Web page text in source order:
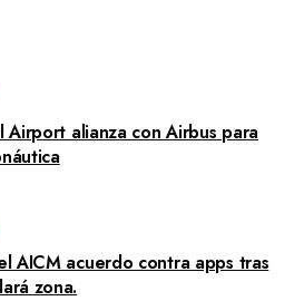
Airport alianza con Airbus para
AICM acuerdo contra apps tras
zona.